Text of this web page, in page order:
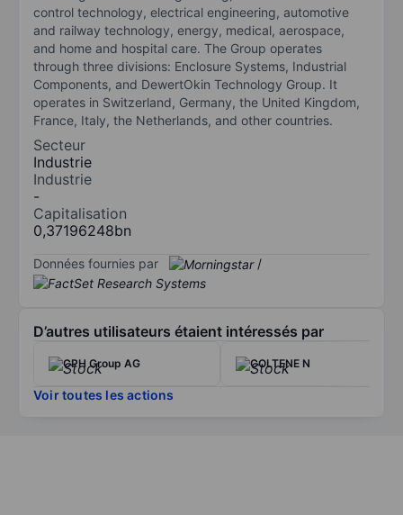
control technology, electrical engineering, automotive
and railway technology, energy, medical, aerospace,
and home and hospital care. The Group operates
through three divisions: Enclosure Systems, Industrial
Components, and DewertOkin Technology Group. It
operates in Switzerland, Germany, the United Kingdom,
France, Italy, the Netherlands, and other countries.
Secteur
Industrie
Industrie
-
Capitalisation
0,37196248bn
Données fournies par /
D’autres utilisateurs étaient intéressés par
CPH Group AG COLTENE N
Voir toutes les actions